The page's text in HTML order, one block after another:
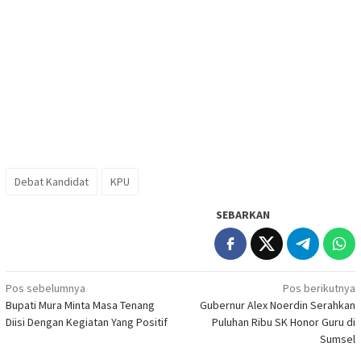
Debat Kandidat KPU
SEBARKAN
Navigasi
pos
Pos sebelumnya
Bupati Mura Minta Masa Tenang
Diisi Dengan Kegiatan Yang Positif
Pos berikutnya
Gubernur Alex Noerdin Serahkan
Puluhan Ribu SK Honor Guru di
Sumsel